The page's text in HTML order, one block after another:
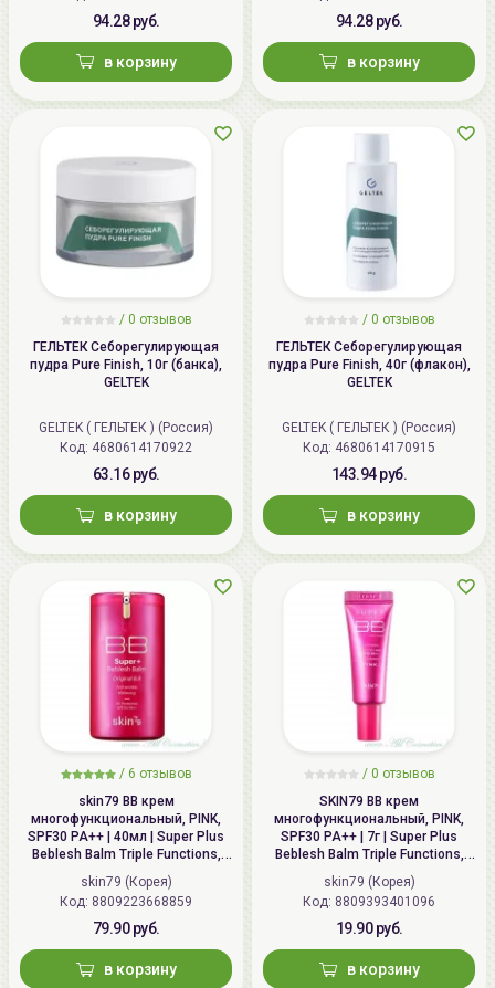
94.28 руб.
в корзину
94.28 руб.
в корзину
/ 0 отзывов
ГЕЛЬТЕК Себорегулирующая
пудра Pure Finish, 10г (банка),
GELTEK
GELTEK ( ГЕЛЬТЕК ) (Россия)
Код: 4680614170922
63.16 руб.
в корзину
/ 0 отзывов
ГЕЛЬТЕК Себорегулирующая
пудра Pure Finish, 40г (флакон),
GELTEK
GELTEK ( ГЕЛЬТЕК ) (Россия)
Код: 4680614170915
143.94 руб.
в корзину
/ 6 отзывов
skin79 ВВ крем
многофункциональный, PINK,
SPF30 PA++ | 40мл | Super Plus
Beblesh Balm Triple Functions,
PINK BB Cream, SPF30 PA++
skin79 (Корея)
Код: 8809223668859
79.90 руб.
в корзину
/ 0 отзывов
SKIN79 ВВ крем
многофункциональный, PINK,
SPF30 PA++ | 7г | Super Plus
Beblesh Balm Triple Functions,
PINK BB Cream, SPF30 PA++
skin79 (Корея)
Код: 8809393401096
19.90 руб.
в корзину